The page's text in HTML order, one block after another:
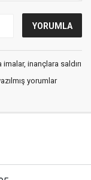
inançlara saldırı
yorumlar